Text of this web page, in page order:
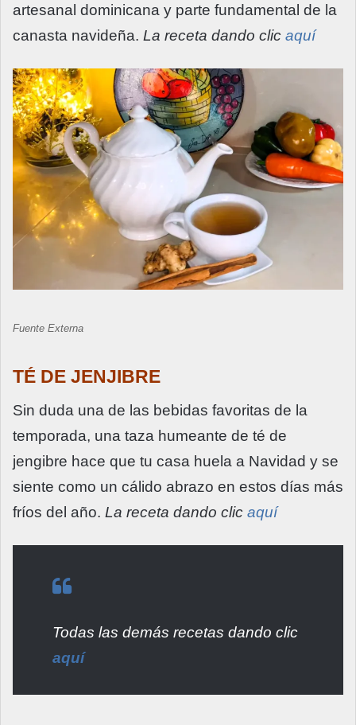
artesanal dominicana y parte fundamental de la
canasta navideña. La receta dando clic aquí
Fuente Externa
TÉ DE JENJIBRE
Sin duda una de las bebidas favoritas de la
temporada, una taza humeante de té de
jengibre hace que tu casa huela a Navidad y se
siente como un cálido abrazo en estos días más
fríos del año. La receta dando clic aquí
Todas las demás recetas dando clic
aquí